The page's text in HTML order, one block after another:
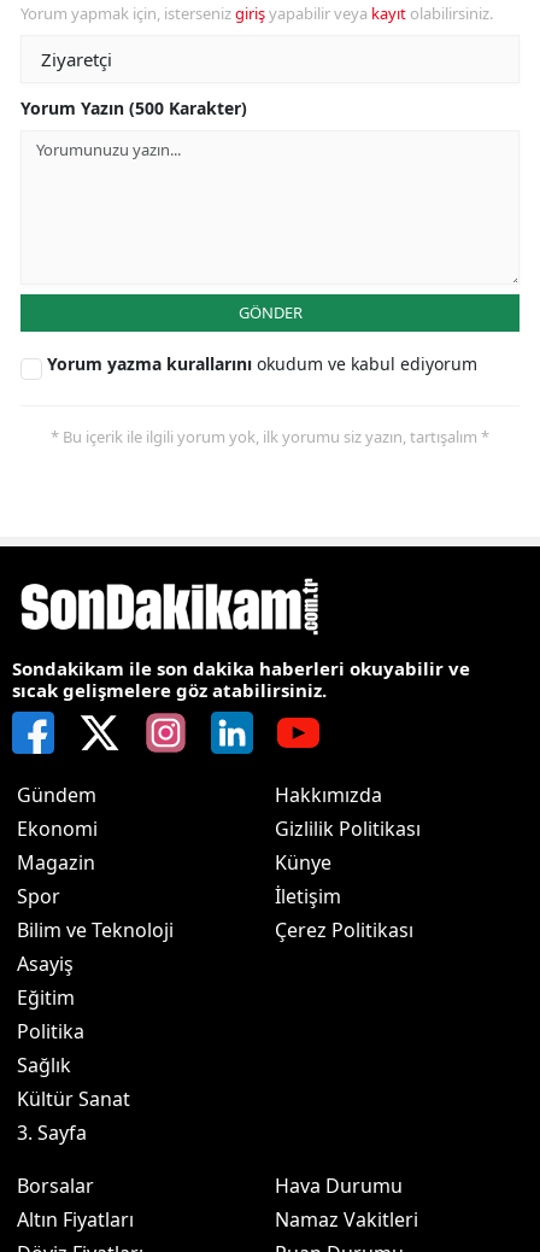
Yorum yapmak için, istersenizgirişyapabilir veya kayıt olabilirsiniz.
Yorum Yazın (500 Karakter)
GÖNDER
Yorum yazma kurallarını okudum ve kabul ediyorum
* Bu içerik ile ilgili yorum yok, ilk yorumu siz yazın, tartışalım *
Sondakikam ile son dakika haberleri okuyabilir ve
sıcak gelişmelere göz atabilirsiniz.
Gündem
Ekonomi
Magazin
Spor
Bilim ve Teknoloji
Asayiş
Eğitim
Politika
Sağlık
Kültür Sanat
3. Sayfa
Hakkımızda
Gizlilik Politikası
Künye
İletişim
Çerez Politikası
Borsalar
Altın Fiyatları
Hava Durumu
Namaz Vakitleri